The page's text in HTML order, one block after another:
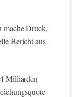
mache Druck,
Bericht aus
Milliarden